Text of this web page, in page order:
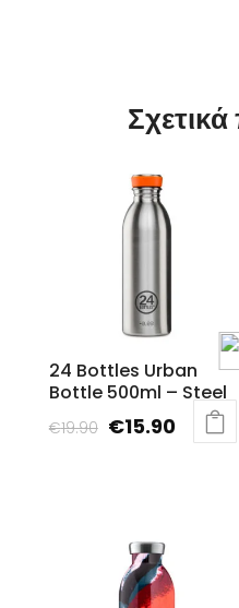
24 Bottles Urban
Bottle 500ml – Steel
€19.90 Original
€15.90Current